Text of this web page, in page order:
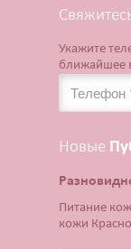
Укажите
ближайшее
Новые
Питание
кожи